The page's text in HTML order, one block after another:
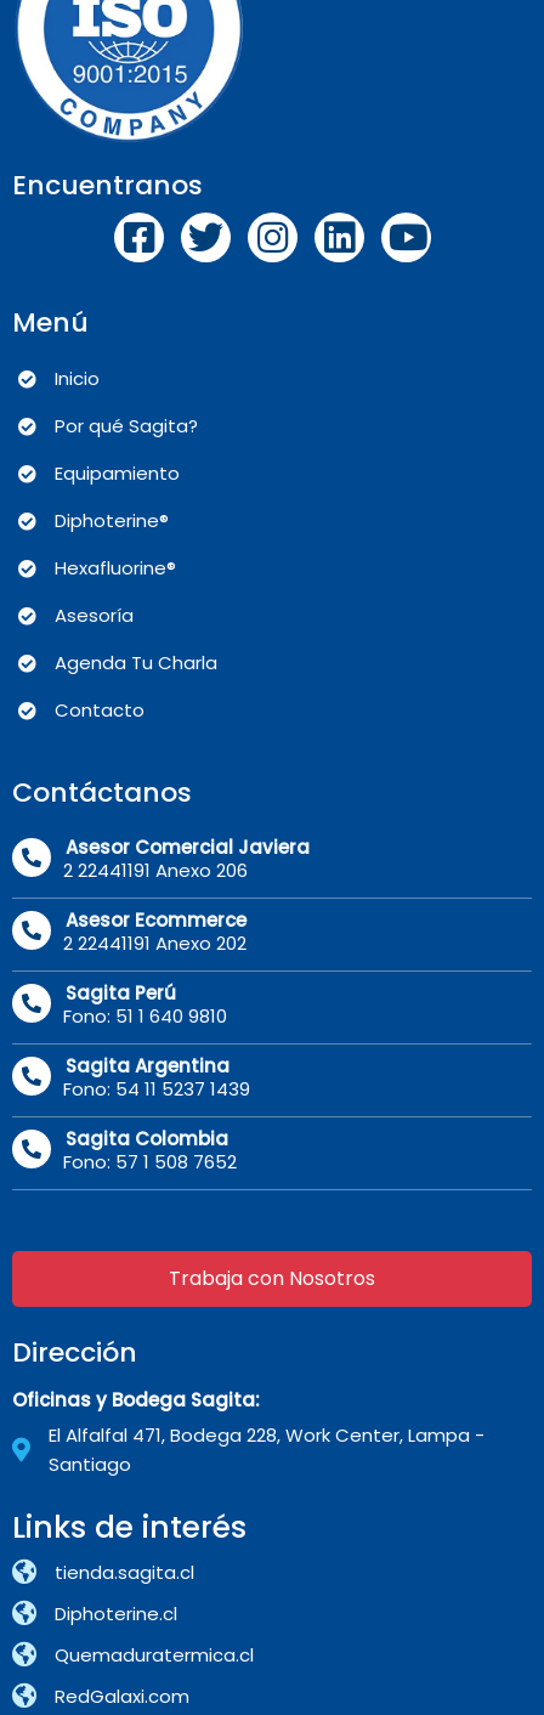
Encuentranos
Menú
Inicio
Por qué Sagita?
Equipamiento
Diphoterine®
Hexafluorine®
Asesoría
Agenda Tu Charla
Contacto
Contáctanos
Asesor Comercial Javiera
2 22441191 Anexo 206
Asesor Ecommerce
2 22441191 Anexo 202
Sagita Perú
Fono: 51 1 640 9810
Sagita Argentina
Fono: 54 11 5237 1439
Sagita Colombia
Fono: 57 1 508 7652
Trabaja con Nosotros
Dirección
Oficinas y Bodega Sagita:
El Alfalfal 471, Bodega 228, Work Center, Lampa -
Santiago
Links de interés
tienda.sagita.cl
Diphoterine.cl
Quemaduratermica.cl
RedGalaxi.com